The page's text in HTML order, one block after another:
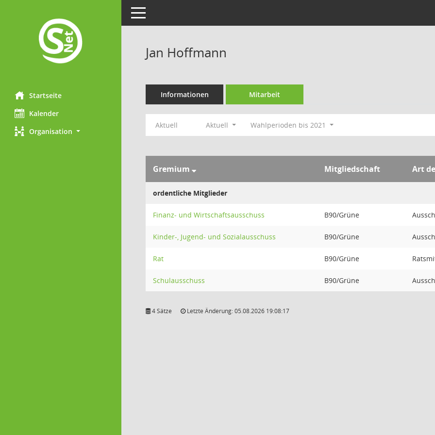
Startseite
Kalender
Organisation
Toggle navigation
Jan Hoffmann
Informationen Mitarbeit
Aktuell Aktuell Wahlperioden bis 2021
Gremium Mitgliedschaft Art
ordentliche Mitglieder
Finanz- und Wirtschaftsausschuss B90/Grüne
Kinder-, Jugend- und Sozialausschuss B90/Grüne
Rat B90/Grüne
Schulausschuss B90/Grüne
4 Sätze Letzte Änderung: 05.08.2026 19:08:17